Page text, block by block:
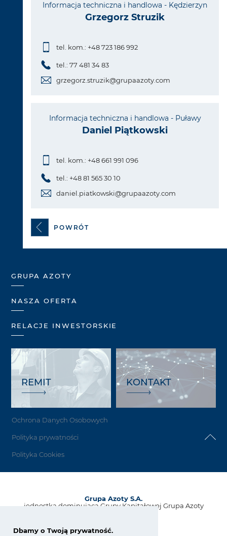
Dbamy o Twoją prywatność.
Informacja techniczna i handlowa - Kędzierzyn
Grzegorz Struzik
tel. kom.: +48 723 186 992
tel.: 77 481 34 83
grzegorz.struzik@grupaazoty.com
Informacja techniczna i handlowa - Puławy
Daniel Piątkowski
tel. kom.: +48 661 991 096
tel.: +48 81 565 30 10
daniel.piatkowski@grupaazoty.com
POWRÓT
GRUPA AZOTY
NASZA OFERTA
RELACJE INWESTORSKIE
REMIT KONTAKT
Ochrona Danych Osobowych
Polityka prywatności
Polityka Cookies
Grupa Azoty S.A.
jednostka dominująca Grupy Kapitałowej Grupa Azoty
33-101 Tarnów, Polska